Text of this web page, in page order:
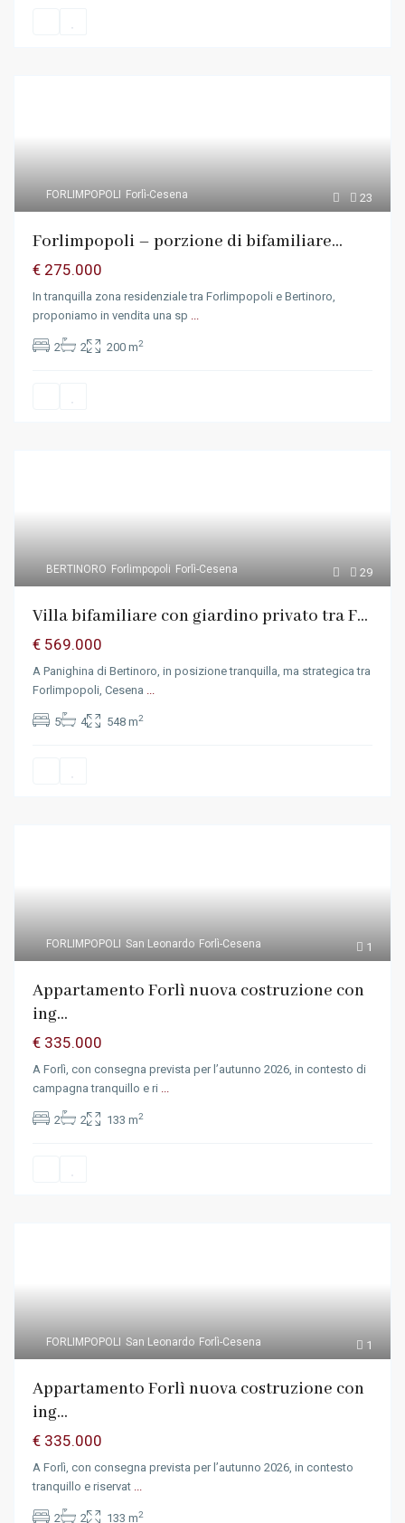
23
FORLIMPOPOLI Forlì-Cesena
Forlimpopoli – porzione di bifamiliare...
€ 275.000
In tranquilla zona residenziale tra Forlimpopoli e Bertinoro,
proponiamo in vendita una sp ...
2 2 200 m2
29
BERTINORO Forlimpopoli Forlì-Cesena
Villa bifamiliare con giardino privato tra F...
€ 569.000
A Panighina di Bertinoro, in posizione tranquilla, ma strategica tra
Forlimpopoli, Cesena ...
5 4 548 m2
1
FORLIMPOPOLI San Leonardo Forlì-Cesena
Appartamento Forlì nuova costruzione con
ing...
€ 335.000
A Forlì, con consegna prevista per l’autunno 2026, in contesto di
campagna tranquillo e ri ...
2 2 133 m2
1
FORLIMPOPOLI San Leonardo Forlì-Cesena
Appartamento Forlì nuova costruzione con
ing...
€ 335.000
A Forlì, con consegna prevista per l’autunno 2026, in contesto
tranquillo e riservat ...
2 2 133 m2